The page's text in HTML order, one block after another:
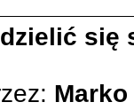
się
Marko